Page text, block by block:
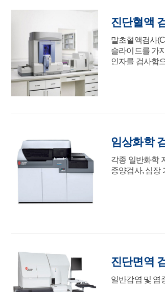
진단혈액
말초혈액검사
슬라이드를 가
인자를 검사함
임상화학
각종 일반화학
종양검사, 심장
진단면역
일반감염 및 염